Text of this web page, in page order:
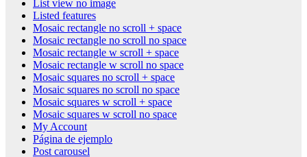
List view no image
Listed features
Mosaic rectangle no scroll + space
Mosaic rectangle no scroll no space
Mosaic rectangle w scroll + space
Mosaic rectangle w scroll no space
Mosaic squares no scroll + space
Mosaic squares no scroll no space
Mosaic squares w scroll + space
Mosaic squares w scroll no space
My Account
Página de ejemplo
Post carousel